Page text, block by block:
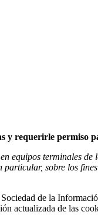
y requerirle permiso
equipos terminales de
particular, sobre los
de la
actualizada de las